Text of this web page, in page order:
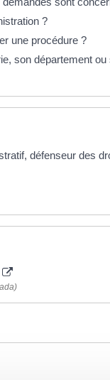
?
une procédure ?
son département ou
défenseur des